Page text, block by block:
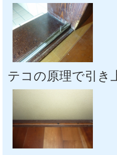
テコの原理で引き